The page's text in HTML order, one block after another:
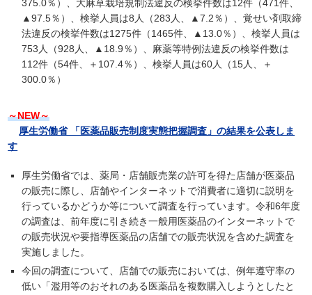
375.0％）、大麻草栽培規制法違反の検挙件数は12件（471件、
▲97.5％）、検挙人員は8人（283人、▲7.2％）、覚せい剤取締
法違反の検挙件数は1275件（1465件、▲13.0％）、検挙人員は
753人（928人、▲18.9％）、麻薬等特例法違反の検挙件数は
112件（54件、＋107.4％）、検挙人員は60人（15人、＋
300.0％）
～NEW～
厚生労働省 「医薬品販売制度実態把握調査」の結果を公表しま
す
厚生労働省では、薬局・店舗販売業の許可を得た店舗が医薬品
の販売に際し、店舗やインターネットで消費者に適切に説明を
行っているかどうか等について調査を行っています。令和6年度
の調査は、前年度に引き続き一般用医薬品のインターネットで
の販売状況や要指導医薬品の店舗での販売状況を含めた調査を
実施しました。
今回の調査について、店舗での販売においては、例年遵守率の
低い「濫用等のおそれのある医薬品を複数購入しようとしたと